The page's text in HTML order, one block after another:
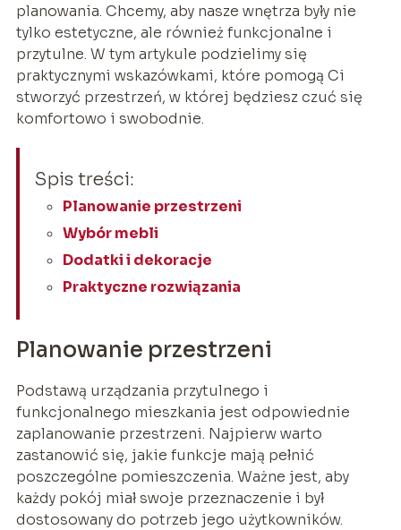
planowania. Chcemy, aby nasze wnętrza były nie
tylko estetyczne, ale również funkcjonalne i
przytulne. W tym artykule podzielimy się
praktycznymi wskazówkami, które pomogą Ci
stworzyć przestrzeń, w której będziesz czuć się
komfortowo i swobodnie.
Spis treści:
Planowanie przestrzeni
Wybór mebli
Dodatki i dekoracje
Praktyczne rozwiązania
Planowanie przestrzeni
Podstawą urządzania przytulnego i
funkcjonalnego mieszkania jest odpowiednie
zaplanowanie przestrzeni. Najpierw warto
zastanowić się, jakie funkcje mają pełnić
poszczególne pomieszczenia. Ważne jest, aby
każdy pokój miał swoje przeznaczenie i był
dostosowany do potrzeb jego użytkowników.